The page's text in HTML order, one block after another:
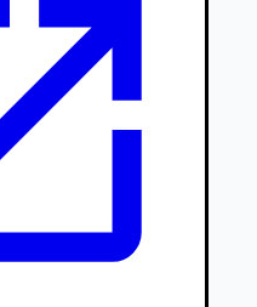
/ stroje